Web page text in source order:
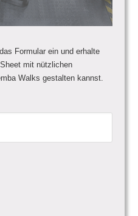
Formular ein und erhalte
mit nützlichen
Walks gestalten kannst.